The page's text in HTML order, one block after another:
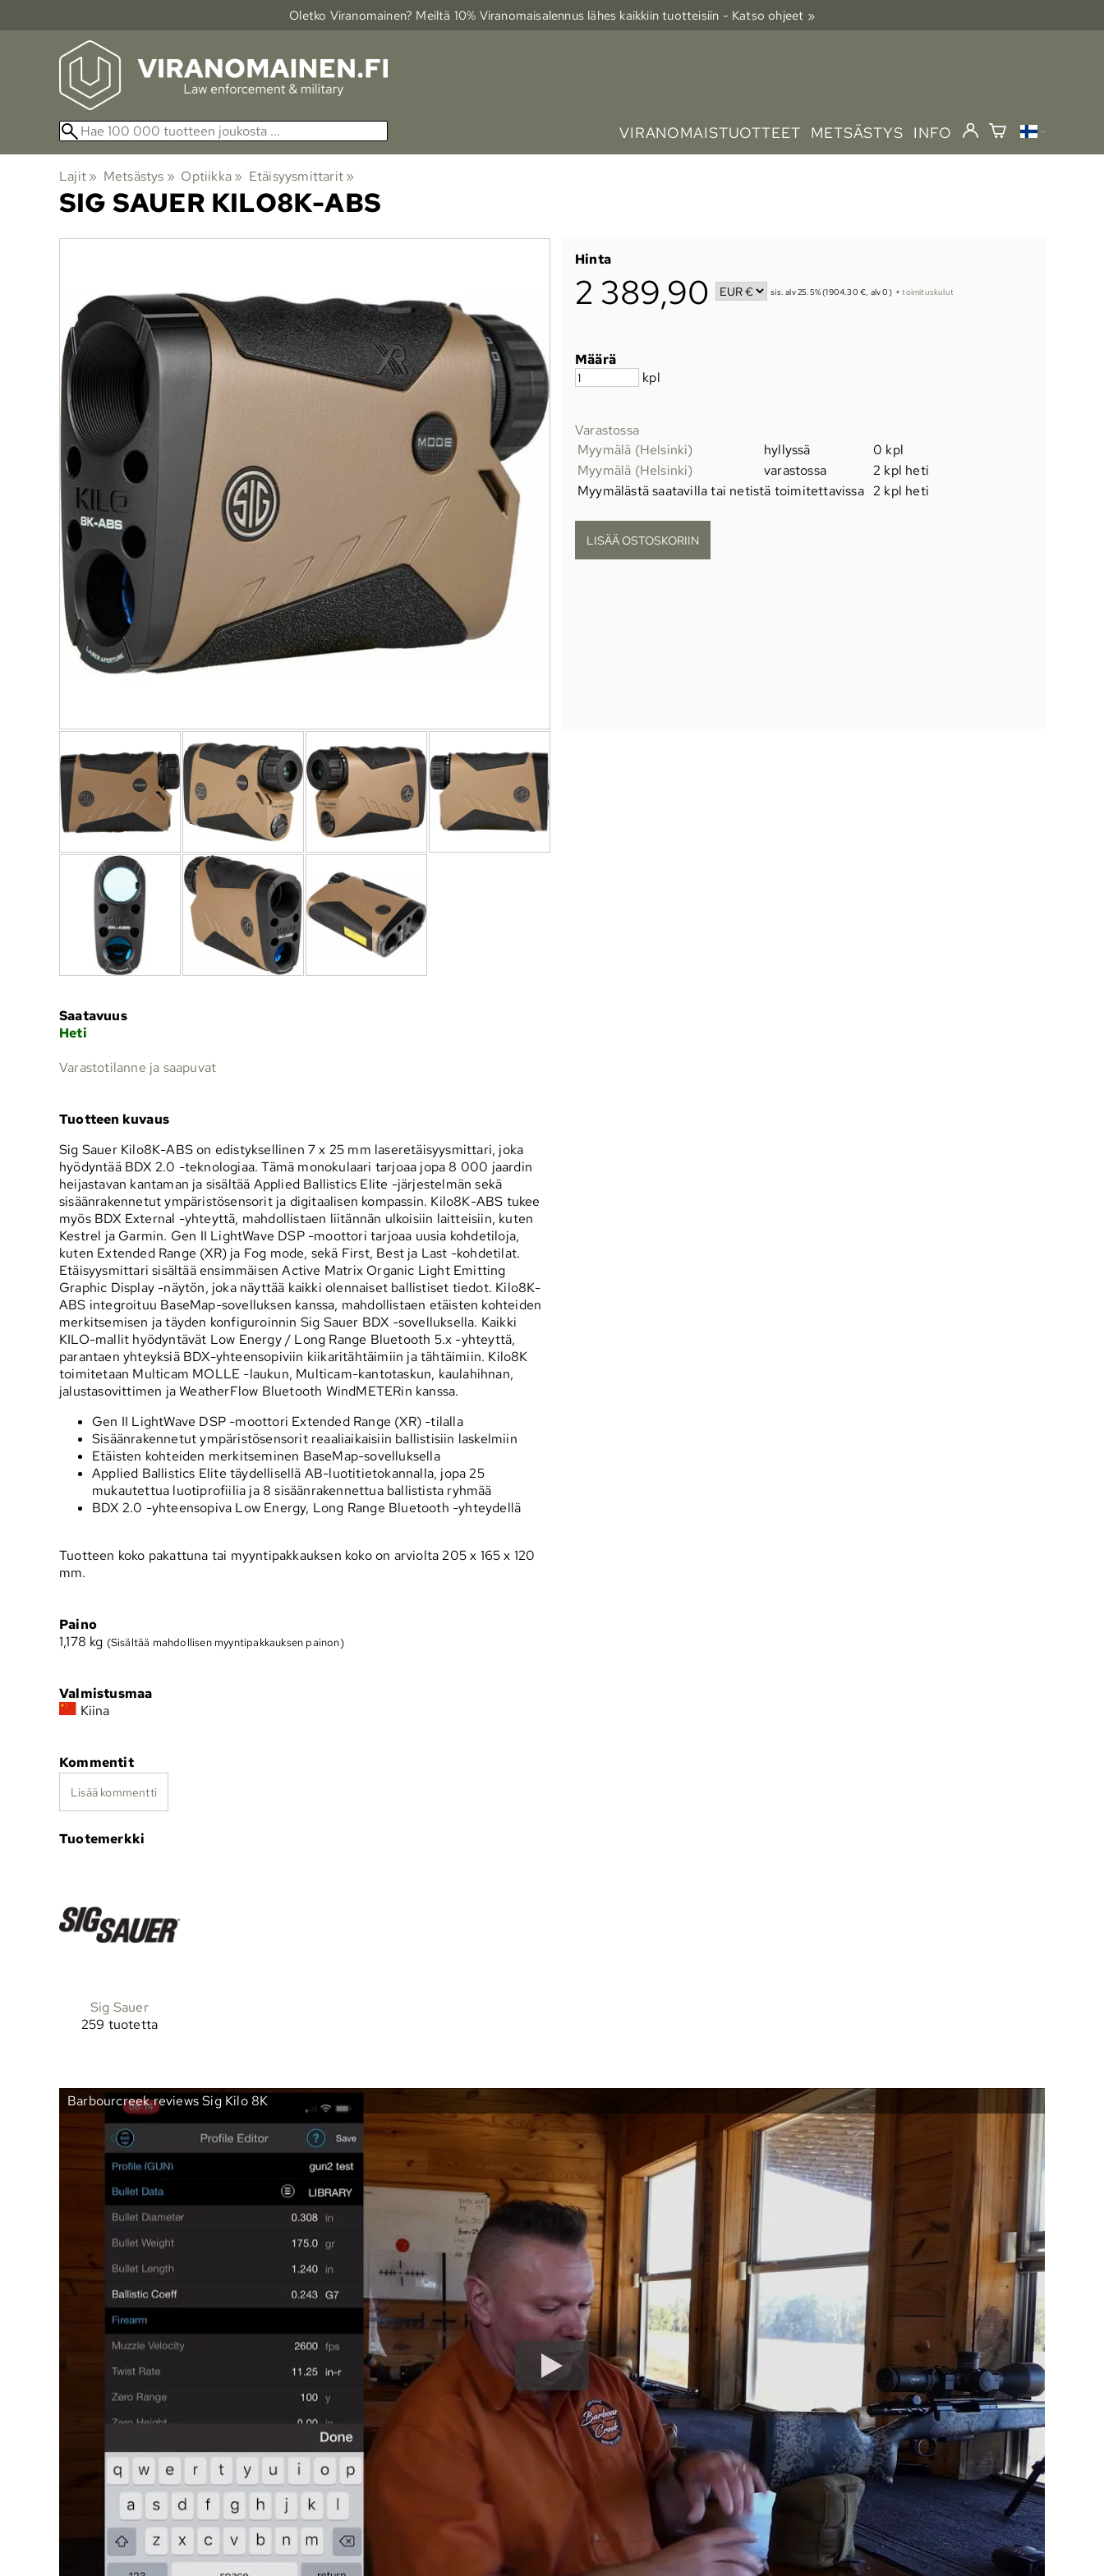
Oletko Viranomainen? Meiltä 10% Viranomais­alennus lähes kaikkiin tuotteisiin - Katso ohjeet »
VIRANOMAISTUOTTEET METSÄSTYS INFO
Lajit‪» Metsästys ‪» Optiikka‪» Etäisyysmittarit‪»
SIG SAUER KILO8K-ABS
Hinta
2 389,90 sis. alv 25.5% (1904.30 €, alv 0) +toimituskulut
Määrä
kpl
Varastossa
Myymälä (Helsinki)
hyllyssä
0 kpl
Myymälä (Helsinki)
varastossa
2 kpl heti
Myymälästä saatavilla tai netistä toimitettavissa 2 kpl heti
Saatavuus
Heti
Varastotilanne ja saapuvat
Tuotteen kuvaus
Sig Sauer Kilo8K-ABS on edistyksellinen 7 x 25 mm laseretäisyysmittari, joka
hyödyntää BDX 2.0 -teknologiaa. Tämä monokulaari tarjoaa jopa 8 000 jaardin
heijastavan kantaman ja sisältää Applied Ballistics Elite -järjestelmän sekä
sisäänrakennetut ympäristösensorit ja digitaalisen kompassin. Kilo8K-ABS tukee
myös BDX External -yhteyttä, mahdollistaen liitännän ulkoisiin laitteisiin, kuten
Kestrel ja Garmin. Gen II LightWave DSP -moottori tarjoaa uusia kohdetiloja,
kuten Extended Range (XR) ja Fog mode, sekä First, Best ja Last -kohdetilat.
Etäisyysmittari sisältää ensimmäisen Active Matrix Organic Light Emitting
Graphic Display -näytön, joka näyttää kaikki olennaiset ballistiset tiedot. Kilo8K-
ABS integroituu BaseMap-sovelluksen kanssa, mahdollistaen etäisten kohteiden
merkitsemisen ja täyden konfiguroinnin Sig Sauer BDX -sovelluksella. Kaikki
KILO-mallit hyödyntävät Low Energy / Long Range Bluetooth 5.x -yhteyttä,
parantaen yhteyksiä BDX-yhteensopiviin kiikaritähtäimiin ja tähtäimiin. Kilo8K
toimitetaan Multicam MOLLE -laukun, Multicam-kantotaskun, kaulahihnan,
jalustasovittimen ja WeatherFlow Bluetooth WindMETERin kanssa.
Gen II LightWave DSP -moottori Extended Range (XR) -tilalla
Sisäänrakennetut ympäristösensorit reaaliaikaisiin ballistisiin laskelmiin
Etäisten kohteiden merkitseminen BaseMap-sovelluksella
Applied Ballistics Elite täydellisellä AB-luotitietokannalla, jopa 25
mukautettua luotiprofiilia ja 8 sisäänrakennettua ballistista ryhmää
BDX 2.0 -yhteensopiva Low Energy, Long Range Bluetooth -yhteydellä
Tuotteen koko pakattuna tai myyntipakkauksen koko on arviolta 205 x 165 x 120
mm.
Paino
1,178 kg (Sisältää mahdollisen myyntipakkauksen painon)
Valmistusmaa
Kiina
Kommentit
Lisää kommentti
Tuotemerkki
Sig Sauer
259 tuotetta
Barbourcreek reviews Sig Kilo 8K